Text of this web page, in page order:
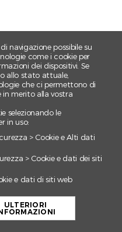
navigazione possibile su
come i cookie per
dei dispositivi. Se
allo stato attuale,
che ci permettono di
merito alla vostra
selezionando le
in uso:
> Cookie e Alti dati
> Cookie e dati dei siti
e dati di siti web
ULTERIORI